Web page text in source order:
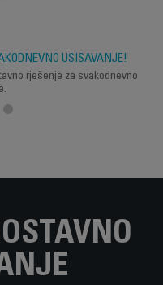
USISAVANJE!
rješenje za svakodnevno